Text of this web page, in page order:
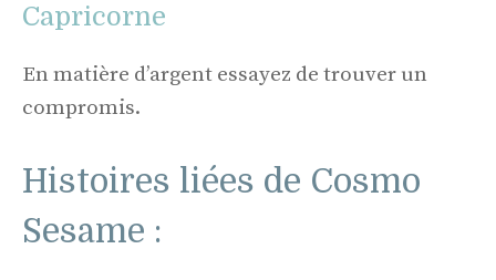
Capricorne
En matière d’argent essayez de trouver un
compromis.
Histoires liées de Cosmo
Sesame :